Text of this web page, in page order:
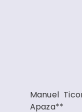
Manuel
Apaza**